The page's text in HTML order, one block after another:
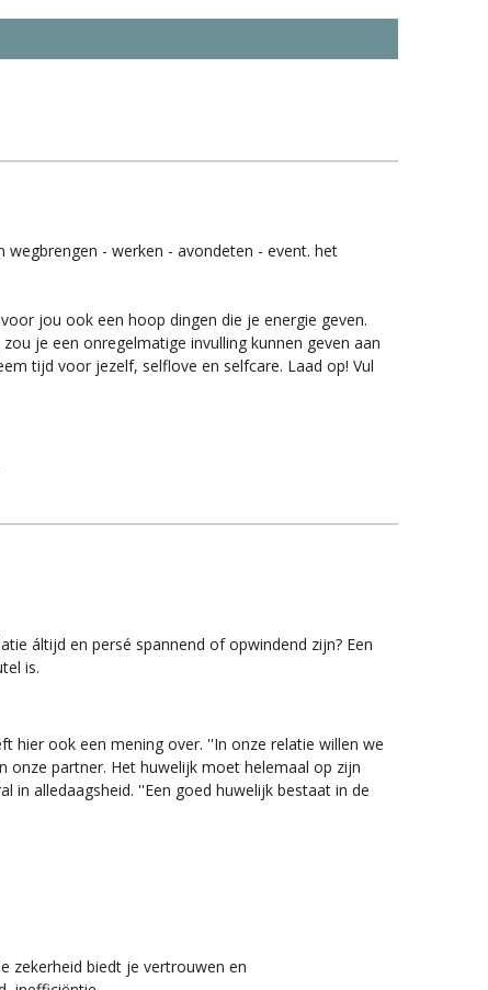
- werken - avondeten - event. het
jou ook een hoop dingen die je energie geven.
je een onregelmatige invulling kunnen geven aan
tijd voor jezelf, selflove en selfcare. Laad op! Vul
áltijd en persé spannend of opwindend zijn? Een
is.
hier ook een mening over. ''In onze relatie willen we
onze partner. Het huwelijk moet helemaal op zijn
in alledaagsheid. ''Een goed ­huwelijk bestaat in de
zekerheid biedt je vertrouwen en